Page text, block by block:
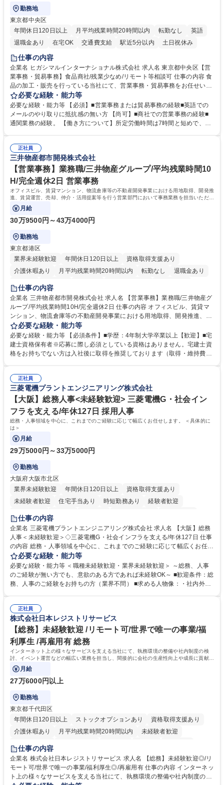
勤務地
東京都中央区
年間休日120日以上
月平均残業時間20時間以内 転勤なし
英語
退職金あり
在宅OK 交通費支給 駅近5分以内 土日祝休み
仕事の内容
企業名 ヒガシマルインターナショナル株式会社 求人名 東京都中央区【営
業事務・貿易事務】食品商社/残業少なめ/リモート等相談可 仕事の内容 食
品の加工・販売を行っている当社にて、営業事務・貿易事務をお任せいた
します。営業社員のサポートポジションとして、受発注から海外工場との
調整まで幅広く対応し、当社事業の根幹を支えていただきます。 ■受発注
業務、請求書発行 ■海外工場とのスケジュール調整 ■在庫管理 ■輸入書類
の確認・作成 ■配送手配 ■通関業者を通して行う輸出入業全般 ■倉庫との
ルプロデュースしているため、商品に関わる全ての業務をサポート頂きま
す。 募集職種 東京都中央区【営業事務・貿易事務】食品商社/残業少なめ/
リモート等相談可
必要な経験・能力等
必要な経験・能力等 【必須】■営業事務または貿易事務の経験■英語での
メールのやり取りに抵抗感の無い方 【尚可】■商社での営業事務の経験■
通関業務の経験。 【働き方について】所定労働時間は7時間と短めで、残
の強み】1991年の設立以来、外食産業を中心としたお客様の多様なニー
ズに沿った冷凍水産物等の生産・輸入・販売を一貫して手掛けています。
自社工場と海外拠点の強固な連携によるワンストップサービスが最大の強
みです。 学歴・資格 学歴：大学院 大学 語学力：英語 資格：
正社員
三井物産都市開発株式会社
【営業事務】業務職/三井物産グループ/平均残業時間10
H/完全週休2日 営業事務
オフィスビル、賃貸マンション、物流倉庫等の不動産開発事業における用地取得、開発推
進、賃貸運営、売却、仲介・活用提案等を行う営業部門において事務業務を担当いただき
ます。
月給
30万9500円～43万4000円
勤務地
東京都港区
業界未経験歓迎
年間休日120日以上
資格取得支援あり
介護休暇あり
月平均残業時間20時間以内 転勤なし
退職金あり
在宅OK
賞与あり
駅近5分以内
土日祝休み 寮・社宅あり
仕事の内容
企業名 三井物産都市開発株式会社 求人名 【営業事務】業務職/三井物産グ
ループ/平均残業時間10H/完全週休2日 仕事の内容 オフィスビル、賃貸マ
ンション、物流倉庫等の不動産開発事業における用地取得、開発推進、賃
貸運営、売却、仲介・活用提案等を行う営業部門において事務業務を担当
いただきます。 【詳細】・契約書管理、契約書製本、捺印対応、ファイリ
ング、登記簿取得、調書取得・支払業務（各種費用支払、支払管理、請
求・支払データ登録、取引先マスター申請対応）・予算作成及び予実管
の他に担当頂く業務が発生する場合があります。 募集職種 【営業事務】
業務職/三井物産グループ/平均残業時間10H/完全週休2日
必要な経験・能力等
必要な経験・能力等 【必須条件】■学歴：4年制大学卒業以上【歓迎】■宅
建士資格保有者※応募に際し必須としている資格はありません。宅建士資
格をお持ちでない方は入社後に取得を推奨しております（取得・維持費用
ション力がある方。 ・チャレンジを厭わず、粘り強く業務に取り組める
方。多様な関係者と謙虚に信頼関係を構築でき、期限を意識したスケジュ
ール管理が出来る方。※将来的に他部署（営業部門、コーポレート部門）
へのジョブローテーションの可能性があります。 学歴・資格 学歴：大学
院 大学 語学力： 資格：宅地建物取引士
正社員
三菱電機プラントエンジニアリング株式会社
【大阪】総務人事<未経験歓迎> 三菱電機G・社会イン
フラを支える/年休127日 採用人事
総務・人事領域を中心に、これまでのご経験に応じて幅広くお任せします。 ＜具体的に
は＞
月給
29万5000円～33万5000円
勤務地
大阪府大阪市北区
業界未経験歓迎
年間休日120日以上
資格取得支援あり
未経験者歓迎
住宅手当あり 時短勤務あり
経験者歓迎
退職金あり
駅近5分以内
土日祝休み 服装自由 寮・社宅あり 食事補助あり
仕事の内容
企業名 三菱電機プラントエンジニアリング株式会社 求人名 【大阪】総務
人事＜未経験歓迎＞◇三菱電機G・社会インフラを支える/年休127日 仕事
の内容 総務・人事領域を中心に、これまでのご経験に応じて幅広くお任せ
します。 ＜具体的には＞ ・総務/人事労務（給与・社保・勤怠管理など）
・採用・教育研修 ・福利厚生運用 など ※基本的には事務所勤務ですが、
採用や教育等の業務内容により、関西圏以外への日帰り・宿泊を伴う国内
出張もございます。 ※担当業務を持ちつつ、お互いに助け合いながら、総
必要な経験・能力等
必要な経験・能力等 ＜職種未経験歓迎・業界未経験歓迎＞ ～総務、人事
のご経験が無い方でも、意欲のある方であれば未経験OK～ ■歓迎条件：総
務、人事のご経験をお持ちの方（業界不問） ■求める人物像：・社内外の
正社員
株式会社日本レジストリサービス
【総務】未経験歓迎 /リモート可/世界で唯一の事業/福
利厚生 /再雇用有 総務
インターネット上の様々なサービスを支える当社にて、執務環境の整備や社内制度の検
討、イベント運営などの幅広い業務を担当し、間接的に会社の生産性向上や成長に貢献し
ている部署です。
月給
27万6000円以上
勤務地
東京都千代田区
年間休日120日以上
ストックオプションあり
資格取得支援あり
介護休暇あり
月平均残業時間20時間以内
未経験者歓迎
住宅手当あり
完全週休2日制
交通費支給 駅近5分以内 土日祝休み 服装自由
仕事の内容
企業名 株式会社日本レジストリサービス 求人名 【総務】未経験歓迎◎/リ
モート可/世界で唯一の事業/福利厚生◎/再雇用有 仕事の内容 インターネッ
ト上の様々なサービスを支える当社にて、執務環境の整備や社内制度の検